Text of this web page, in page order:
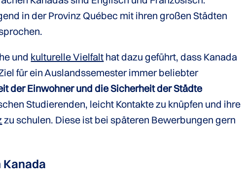
in der Provinz Québec mit ihren großen Städten
und kulturelle Vielfalt hat dazu geführt, dass Kanada
für ein Auslandssemester immer beliebter
der Einwohner und die Sicherheit der Städte
Studierenden, leicht Kontakte zu knüpfen und ihre
zu schulen. Diese ist bei späteren Bewerbungen gern